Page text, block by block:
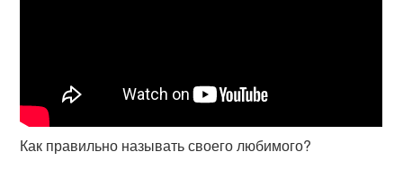
Как правильно называть своего любимого?